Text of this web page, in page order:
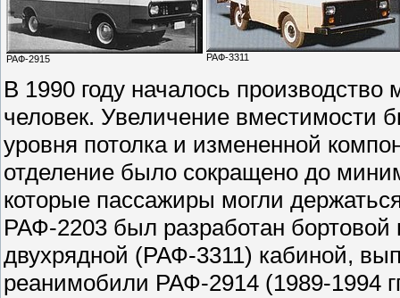
РАФ-2915 РАФ-3311
В 1990 году началось
человек. Увеличение вместимости
уровня потолка и измененной
отделение было сокращено до
которые пассажиры могли
РАФ-2203 был разработан
двухрядной (РАФ-3311) кабиной,
реанимобили РАФ-2914 (1989-1994